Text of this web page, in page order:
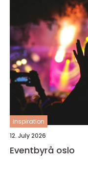
inspiration
12. July 2026
Eventbyrå oslo